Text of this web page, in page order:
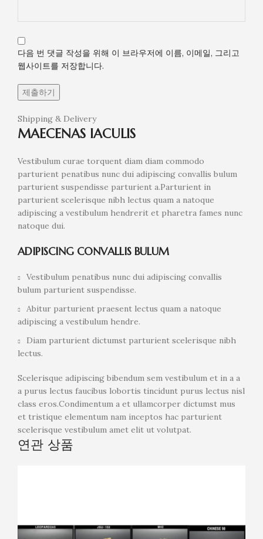
다음 번 댓글 작성을 위해 이 브라우저에 이름, 이메일, 그리고
웹사이트를 저장합니다.
Shipping & Delivery
MAECENAS IACULIS
Vestibulum curae torquent diam diam commodo
parturient penatibus nunc dui adipiscing convallis bulum
parturient suspendisse parturient a.Parturient in
parturient scelerisque nibh lectus quam a natoque
adipiscing a vestibulum hendrerit et pharetra fames nunc
natoque dui.
ADIPISCING CONVALLIS BULUM
Vestibulum penatibus nunc dui adipiscing convallis
bulum parturient suspendisse.
Abitur parturient praesent lectus quam a natoque
adipiscing a vestibulum hendre.
Diam parturient dictumst parturient scelerisque nibh
lectus.
Scelerisque adipiscing bibendum sem vestibulum et in a a
a purus lectus faucibus lobortis tincidunt purus lectus nisl
class eros.Condimentum a et ullamcorper dictumst mus
et tristique elementum nam inceptos hac parturient
scelerisque vestibulum amet elit ut volutpat.
연관 상품